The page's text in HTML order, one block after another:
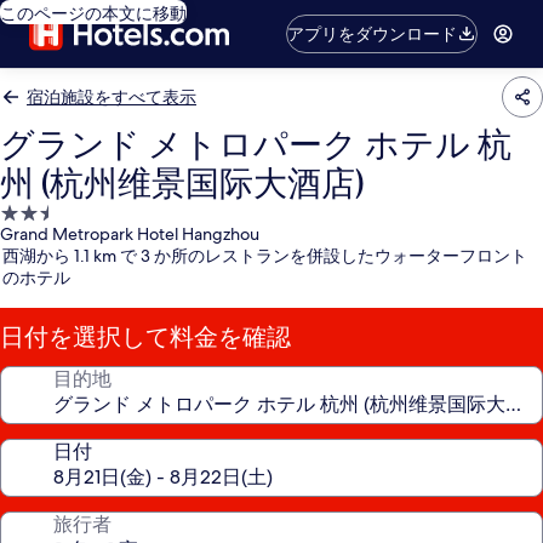
このページの本文に移動
アプリをダウンロード
宿泊施設をすべて表示
グランド メトロパーク ホテル 杭
州 (杭州维景国际大酒店)
2.5
つ
星
泊
施
設
Grand Metropark Hotel Hangzhou
西湖から 1.1 km で 3 か所のレストランを併設したウォーターフロント
のホテル
日付を選択して料金を確認
目的地
日付
旅行者